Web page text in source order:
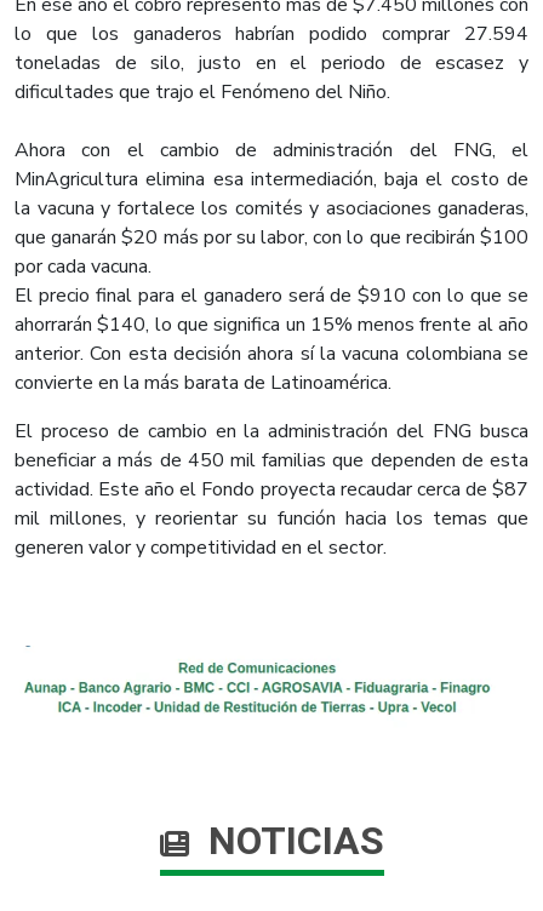
lo que los ganaderos habrían podido comprar 27.594
toneladas de silo, justo en el periodo de escasez y
dificultades que trajo el Fenómeno del Niño.
Ahora con el cambio de administración del FNG, el
MinAgricultura elimina esa intermediación, baja el costo de
la vacuna y fortalece los comités y asociaciones ganaderas,
que ganarán $20 más por su labor, con lo que recibirán $100
por cada vacuna.
El precio final para el ganadero será de $910 con lo que se
ahorrarán $140, lo que significa un 15% menos frente al año
anterior. Con esta decisión ahora sí la vacuna colombiana se
convierte en la más barata de Latinoamérica.
El proceso de cambio en la administración del FNG busca
beneficiar a más de 450 mil familias que dependen de esta
actividad. Este año el Fondo proyecta recaudar cerca de $87
mil millones, y reorientar su función hacia los temas que
generen valor y competitividad en el sector.
NOTICIAS